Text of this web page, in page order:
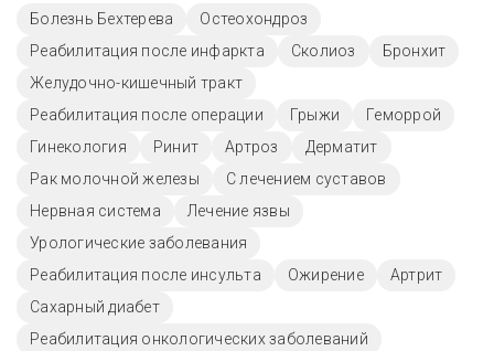
Болезнь Бехтерева
Остеохондроз
Реабилитация после инфаркта
Сколиоз
Бронхит
Желудочно-кишечный тракт
Реабилитация после операции
Грыжи
Геморрой
Гинекология
Ринит Артроз
Дерматит
Рак молочной железы
С лечением суставов
Нервная система
Лечение язвы
Урологические заболевания
Реабилитация после инсульта
Ожирение
Артрит
Сахарный диабет
Реабилитация онкологических заболеваний